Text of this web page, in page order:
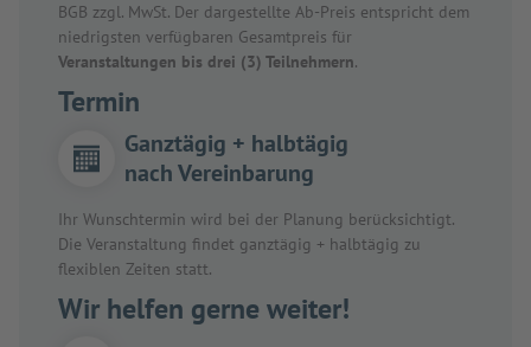
BGB zzgl. MwSt. Der dargestellte Ab-Preis entspricht dem
niedrigsten verfügbaren Gesamtpreis für
Veranstaltungen bis drei (3) Teilnehmern.
Termin
Ganztägig + halbtägig
nach Vereinbarung
Ihr Wunschtermin wird bei der Planung berücksichtigt.
Die Veranstaltung findet ganztägig + halbtägig zu
flexiblen Zeiten statt.
Wir helfen gerne weiter!